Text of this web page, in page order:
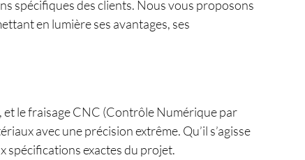
spécifiques des clients. Nous vous proposons
en lumière ses avantages, ses
et le fraisage CNC (Contrôle Numérique par
avec une précision extrême. Qu’il s’agisse
spécifications exactes du projet.